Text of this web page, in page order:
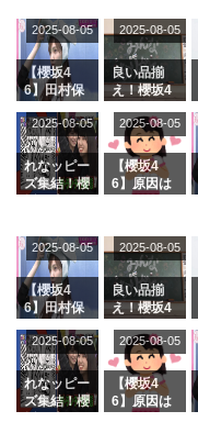
【櫻坂4
6】田村保
ージを脱い
でいた理由
2025-08-05
良い品揃
え！櫻坂4
グル『Mak
e or Brea
k』オフィ
シャルグッ
ズ絶賛販売
2025-08-05
れなッピー
ズ集結！櫻
理子、8/6
「ラヴィッ
ト！」水曜
スタジオ出
演決定
2025-08-05
【櫻坂4
6】原因は
uddiesを
ざわつかせ
る...
2025-08-05
【櫻坂4
6】田村保
ージを脱い
でいた理由
2025-08-05
良い品揃
え！櫻坂4
グル『Mak
e or Brea
k』オフィ
シャルグッ
ズ絶賛販売
2025-08-05
れなッピー
ズ集結！櫻
2025-08-05
【櫻坂4
6】原因は
2025-08-05